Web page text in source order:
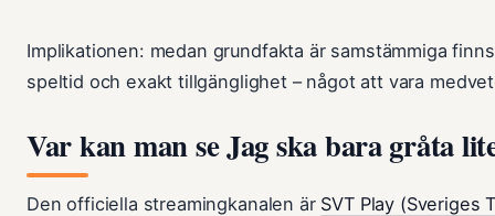
Implikationen: medan grundfakta är samstämmiga
speltid och exakt tillgänglighet – något att vara
Var kan man se Jag ska bara gråta
Den officiella streamingkanalen är SVT Play (Sveriges